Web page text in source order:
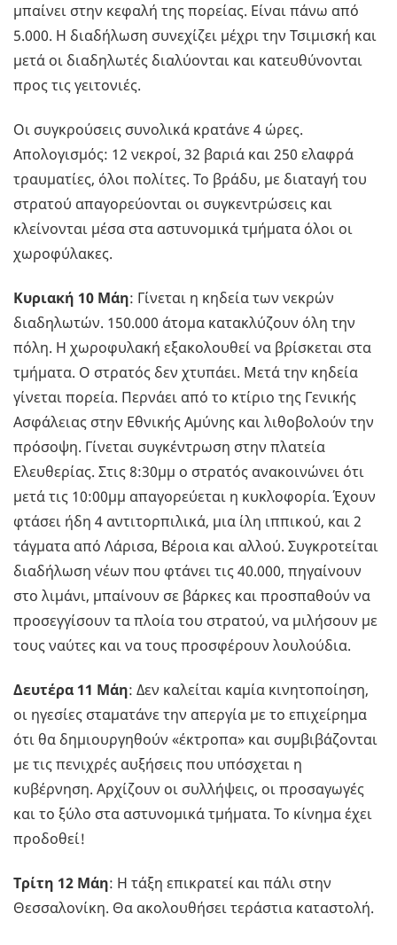
μπαίνει στην κεφαλή της πορείας. Είναι πάνω από
5.000. Η διαδήλωση συνεχίζει μέχρι την Τσιμισκή και
μετά οι διαδηλωτές διαλύονται και κατευθύνονται
προς τις γειτονιές.
Οι συγκρούσεις συνολικά κρατάνε 4 ώρες.
Απολογισμός: 12 νεκροί, 32 βαριά και 250 ελαφρά
τραυματίες, όλοι πολίτες. Το βράδυ, με διαταγή του
στρατού απαγορεύονται οι συγκεντρώσεις και
κλείνονται μέσα στα αστυνομικά τμήματα όλοι οι
χωροφύλακες.
Κυριακή 10 Μάη: Γίνεται η κηδεία των νεκρών
διαδηλωτών. 150.000 άτομα κατακλύζουν όλη την
πόλη. Η χωροφυλακή εξακολουθεί να βρίσκεται στα
τμήματα. Ο στρατός δεν χτυπάει. Μετά την κηδεία
γίνεται πορεία. Περνάει από το κτίριο της Γενικής
Ασφάλειας στην Εθνικής Αμύνης και λιθοβολούν την
πρόσοψη. Γίνεται συγκέντρωση στην πλατεία
Ελευθερίας. Στις 8:30μμ ο στρατός ανακοινώνει ότι
μετά τις 10:00μμ απαγορεύεται η κυκλοφορία. Έχουν
φτάσει ήδη 4 αντιτορπιλικά, μια ίλη ιππικού, και 2
τάγματα από Λάρισα, Βέροια και αλλού. Συγκροτείται
διαδήλωση νέων που φτάνει τις 40.000, πηγαίνουν
στο λιμάνι, μπαίνουν σε βάρκες και προσπαθούν να
προσεγγίσουν τα πλοία του στρατού, να μιλήσουν με
τους ναύτες και να τους προσφέρουν λουλούδια.
Δευτέρα 11 Μάη: Δεν καλείται καμία κινητοποίηση,
οι ηγεσίες σταματάνε την απεργία με το επιχείρημα
ότι θα δημιουργηθούν «έκτροπα» και συμβιβάζονται
με τις πενιχρές αυξήσεις που υπόσχεται η
κυβέρνηση. Αρχίζουν οι συλλήψεις, οι προσαγωγές
και το ξύλο στα αστυνομικά τμήματα. Το κίνημα έχει
προδοθεί!
Τρίτη 12 Μάη: Η τάξη επικρατεί και πάλι στην
Θεσσαλονίκη. Θα ακολουθήσει τεράστια καταστολή.